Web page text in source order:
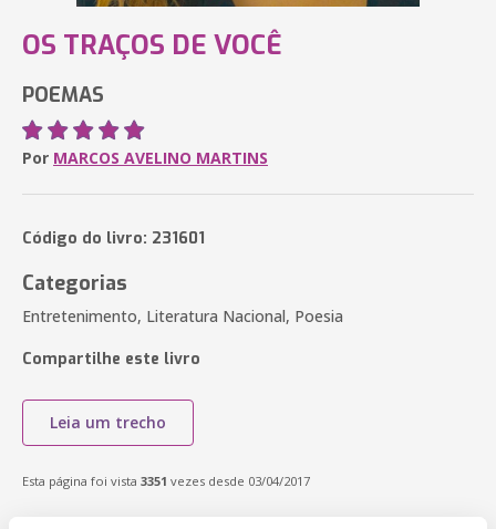
OS TRAÇOS DE VOCÊ
POEMAS
Por MARCOS AVELINO MARTINS
Código do livro: 231601
Categorias
Entretenimento, Literatura Nacional, Poesia
Compartilhe este livro
Leia um trecho
Esta página foi vista 3351 vezes desde 03/04/2017